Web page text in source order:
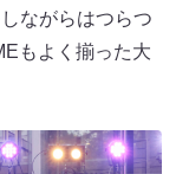
ながらはつらつ
もよく揃った大